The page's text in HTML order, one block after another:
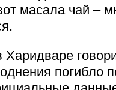
масала чай –
погибло